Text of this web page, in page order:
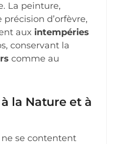
La peinture,
d’orfèvre,
aux intempéries
conservant la
comme au
la Nature et à
se contentent